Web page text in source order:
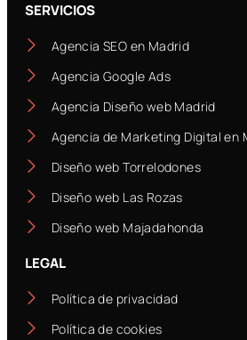
SERVICIOS
Agencia SEO en Madrid
Agencia Google Ads
Agencia Diseño web Madrid
Agencia de Marketing Digital en
Diseño web Torrelodones
Diseño web Las Rozas
Diseño web Majadahonda
LEGAL
Política de privacidad
Política de cookies